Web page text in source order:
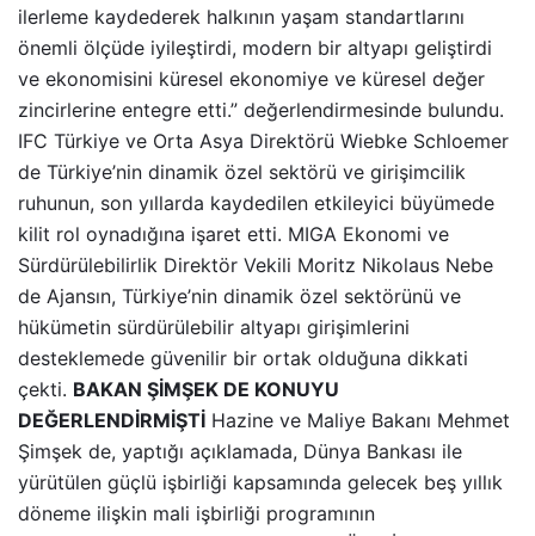
ilerleme kaydederek halkının yaşam standartlarını
önemli ölçüde iyileştirdi, modern bir altyapı geliştirdi
ve ekonomisini küresel ekonomiye ve küresel değer
zincirlerine entegre etti.” değerlendirmesinde bulundu.
IFC Türkiye ve Orta Asya Direktörü Wiebke Schloemer
de Türkiye’nin dinamik özel sektörü ve girişimcilik
ruhunun, son yıllarda kaydedilen etkileyici büyümede
kilit rol oynadığına işaret etti. MIGA Ekonomi ve
Sürdürülebilirlik Direktör Vekili Moritz Nikolaus Nebe
de Ajansın, Türkiye’nin dinamik özel sektörünü ve
hükümetin sürdürülebilir altyapı girişimlerini
desteklemede güvenilir bir ortak olduğuna dikkati
çekti. BAKAN ŞİMŞEK DE KONUYU
DEĞERLENDİRMİŞTİ Hazine ve Maliye Bakanı Mehmet
Şimşek de, yaptığı açıklamada, Dünya Bankası ile
yürütülen güçlü işbirliği kapsamında gelecek beş yıllık
döneme ilişkin mali işbirliği programının